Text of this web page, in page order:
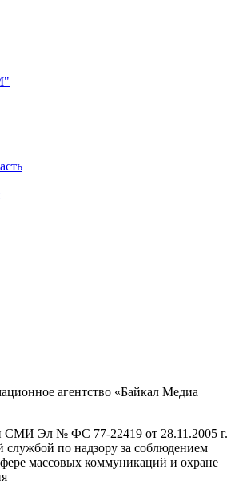
агентство «Байкал Медиа
СМИ Эл № ФС 77-22419 от 28.11.2005 г.
службой по надзору за соблюдением
массовых коммуникаций и охране